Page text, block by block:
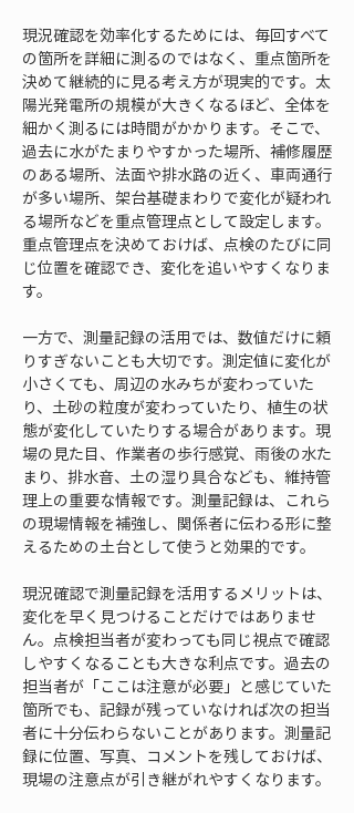
現況確認を効率化するためには、毎回すべて
の箇所を詳細に測るのではなく、重点箇所を
決めて継続的に見る考え方が現実的です。太
陽光発電所の規模が大きくなるほど、全体を
細かく測るには時間がかかります。そこで、
過去に水がたまりやすかった場所、補修履歴
のある場所、法面や排水路の近く、車両通行
が多い場所、架台基礎まわりで変化が疑われ
る場所などを重点管理点として設定します。
重点管理点を決めておけば、点検のたびに同
じ位置を確認でき、変化を追いやすくなりま
す。
一方で、測量記録の活用では、数値だけに頼
りすぎないことも大切です。測定値に変化が
小さくても、周辺の水みちが変わっていた
り、土砂の粒度が変わっていたり、植生の状
態が変化していたりする場合があります。現
場の見た目、作業者の歩行感覚、雨後の水た
まり、排水音、土の湿り具合なども、維持管
理上の重要な情報です。測量記録は、これら
の現場情報を補強し、関係者に伝わる形に整
えるための土台として使うと効果的です。
現況確認で測量記録を活用するメリットは、
変化を早く見つけることだけではありませ
ん。点検担当者が変わっても同じ視点で確認
しやすくなることも大きな利点です。過去の
担当者が「ここは注意が必要」と感じていた
箇所でも、記録が残っていなければ次の担当
者に十分伝わらないことがあります。測量記
録に位置、写真、コメントを残しておけば、
現場の注意点が引き継がれやすくなります。